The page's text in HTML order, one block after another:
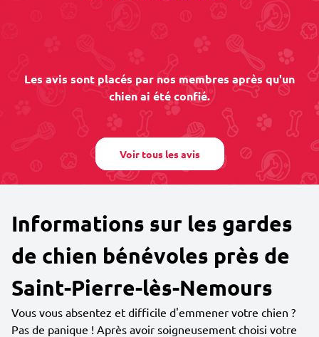
Les avis sont placés par nos membres après qu'un
chien ai été confié.
Voir tous les avis
Informations sur les gardes
de chien bénévoles près de
Saint-Pierre-lès-Nemours
Vous vous absentez et difficile d'emmener votre chien ?
Pas de panique ! Après avoir soigneusement choisi votre